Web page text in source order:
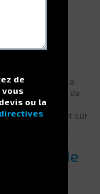
à
verticale. La
Le variateur de
Les
fluide et sûr.
la rotation.
de
de
vous
ou la